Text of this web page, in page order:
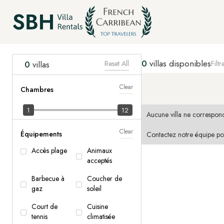
0 villas Reset All
Chambres Clear
1 12
Équipements Clear
Accès plage
Animaux
acceptés
Barbecue à
gaz
Coucher de
soleil
Court de
tennis
Cuisine
climatisée
0 villas disponibles
Aucune villa ne
Contactez notre équipe